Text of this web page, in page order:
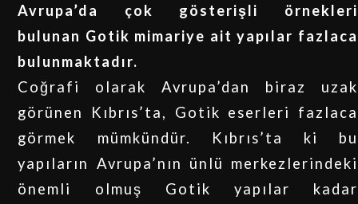
Avrupa’da çok gösterişli örnekleri
bulunan Gotik mimariye ait yapılar fazlaca
bulunmaktadır.
Coğrafi olarak Avrupa’dan biraz uzak
görünen Kıbrıs’ta, Gotik eserleri fazlaca
görmek mümkündür. Kıbrıs’ta ki bu
yapıların Avrupa’nın ünlü merkezlerindeki
önemli olmuş Gotik yapılar kadar